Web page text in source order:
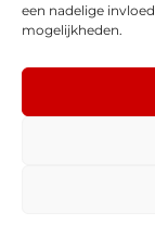
een nadelige
mogelijkheden.
© 2026 -